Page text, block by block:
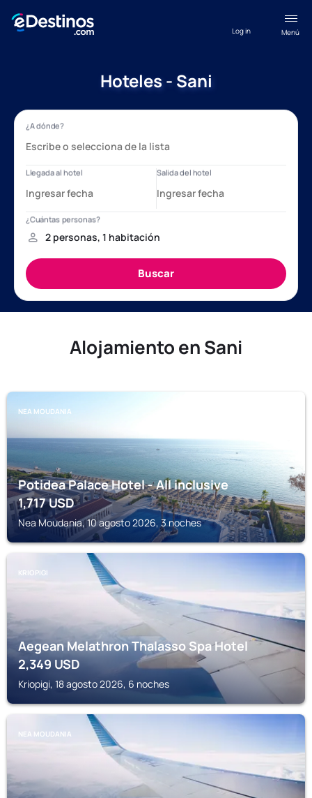
Menú
Log in
Hoteles - Sani
Alojamiento en Sani
NEA MOUDANIA
Potidea Palace Hotel - All inclusive
1,717USD
Nea Moudania, 10 agosto 2026, 3 noches
KRIOPIGI
Aegean Melathron Thalasso Spa Hotel
2,349USD
Kriopigi, 18 agosto 2026, 6 noches
NEA MOUDANIA